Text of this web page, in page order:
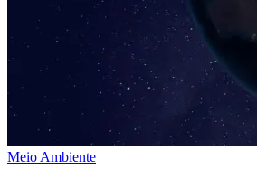
Meio Ambiente